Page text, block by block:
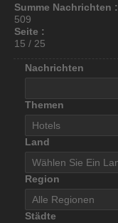
Summe Nachrichten :
509
Seite :
15 / 25
Nachrichten
Themen
Land
Region
Städte